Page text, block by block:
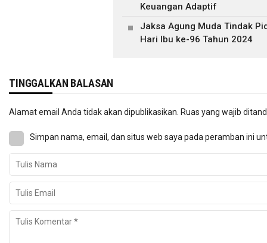
Keuangan Adaptif
Jaksa Agung Muda Tindak
Hari Ibu ke-96 Tahun 2024
TINGGALKAN BALASAN
Alamat email Anda tidak akan dipublikasikan. Ruas yang wajib
Simpan nama, email, dan situs web saya pada peramban ini